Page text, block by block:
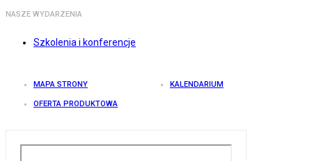
NASZE WYDARZENIA
Szkolenia i konferencje
MAPA STRONY KALENDARIUM
OFERTA PRODUKTOWA